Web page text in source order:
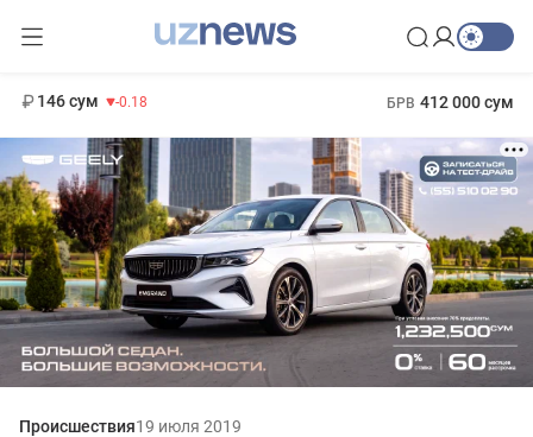
146 сум -0.18 БРВ 412 000 сум
Происшествия19 июля 2019